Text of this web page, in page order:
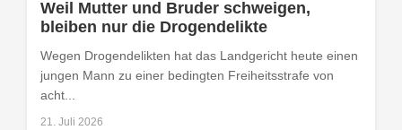
Weil Mutter und Bruder schweigen,
bleiben nur die Drogendelikte
Wegen Drogendelikten hat das Landgericht heute einen
jungen Mann zu einer bedingten Freiheitsstrafe von
acht...
21. Juli 2026